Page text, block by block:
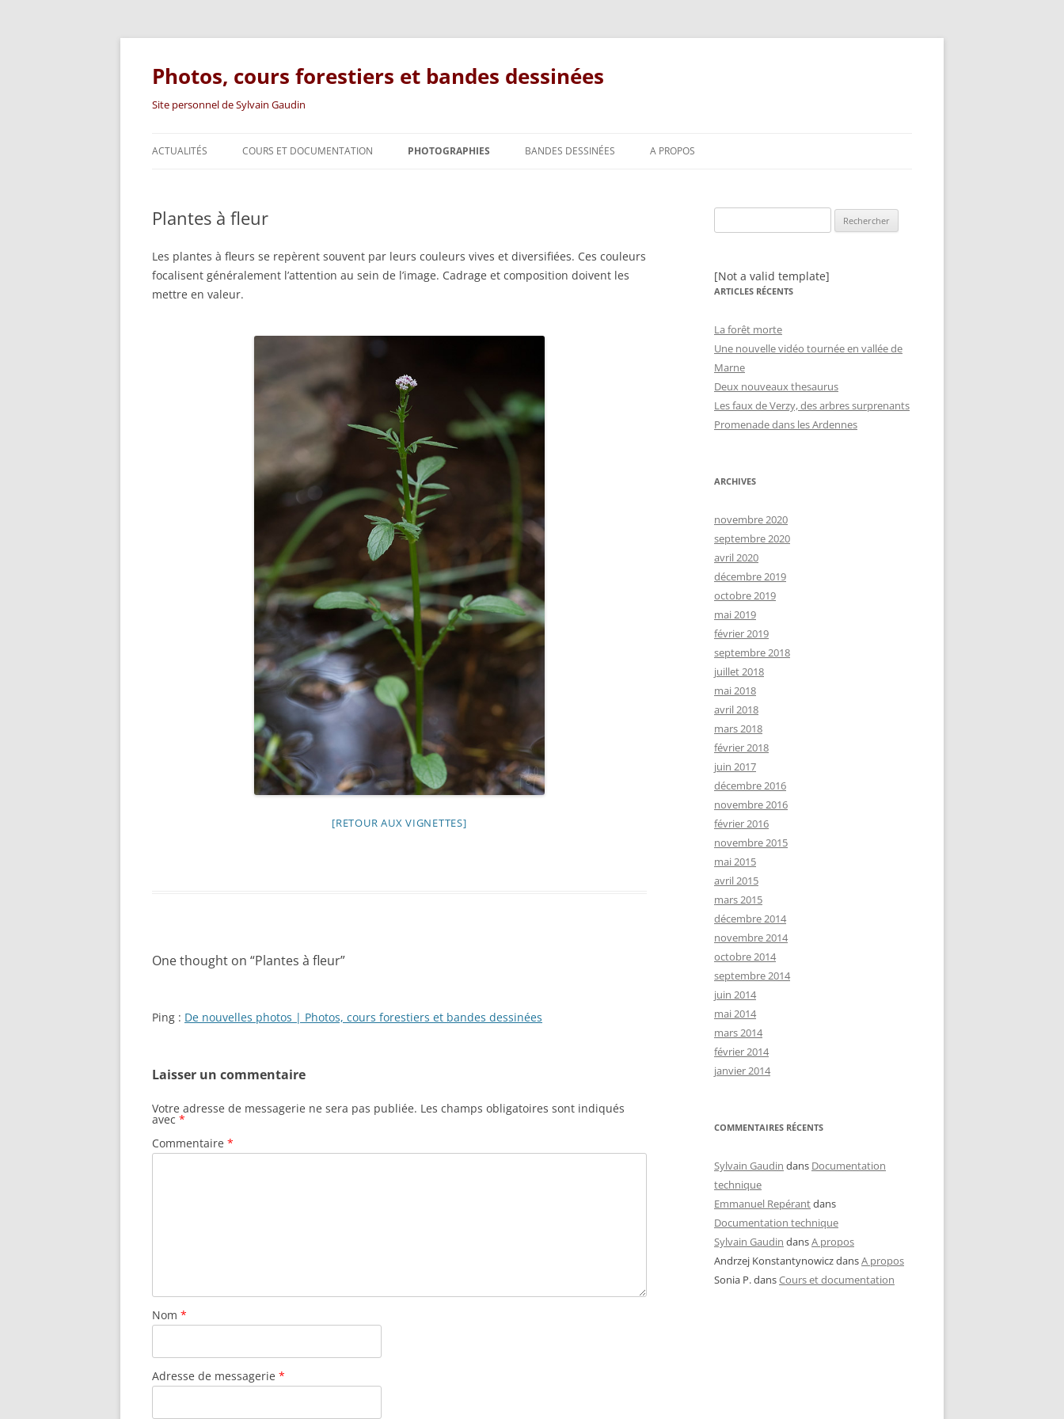
Photos, cours forestiers et bandes dessinées
Site personnel de Sylvain Gaudin
au
ACTUALITÉS COURS ET DOCUMENTATION
DOCUMENTATION TECHNIQUE
LIVRE
PHOTOGRAPHIES
FORÊTS HIVERNALES
FORÊTS PRINTANIÈRES
FORÊTS NATURELLES FORÊTS VIERGES DE SLOVAQUIE
RÉSERVES BIOLOGIQUES
FLORE PLANTES À FLEUR
OISEAUX
VOYAGES
ARCHITECTURE
BANDES DESSINÉES A PROPOS
Plantes à fleur
Les plantes à fleurs se repèrent souvent par leurs couleurs vives et diversifiées. Ces couleurs
focalisent généralement l’attention au sein de l’image. Cadrage et composition doivent les
mettre en valeur.
[RETOUR AUX VIGNETTES]
One thought on “Plantes à fleur”
Ping : De nouvelles photos | Photos, cours forestiers et bandes dessinées
Laisser un commentaire
Votre adresse de messagerie ne sera pas publiée. Les champs obligatoires sont indiqués
avec *
Commentaire *
Nom *
Adresse de messagerie *
[Not a valid template]
ARTICLES RÉCENTS
La forêt morte
Une nouvelle vidéo tournée en vallée de
Marne
Deux nouveaux thesaurus
Les faux de Verzy, des arbres surprenants
Promenade dans les Ardennes
ARCHIVES
novembre 2020
septembre 2020
avril 2020
décembre 2019
octobre 2019
mai 2019
février 2019
septembre 2018
juillet 2018
mai 2018
avril 2018
mars 2018
février 2018
juin 2017
décembre 2016
novembre 2016
février 2016
novembre 2015
mai 2015
avril 2015
mars 2015
décembre 2014
novembre 2014
octobre 2014
septembre 2014
juin 2014
mai 2014
mars 2014
février 2014
janvier 2014
COMMENTAIRES RÉCENTS
Sylvain Gaudin dans Documentation
technique
Emmanuel Repérantdans
Documentation technique
Sylvain Gaudin dansA propos
Andrzej KonstantynowiczdansA propos
Sonia P.dansCours et documentation